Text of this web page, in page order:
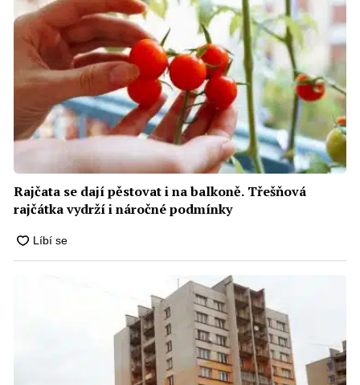
Rajčata se dají pěstovat i na balkoně. Třešňová
rajčátka vydrží i náročné podmínky